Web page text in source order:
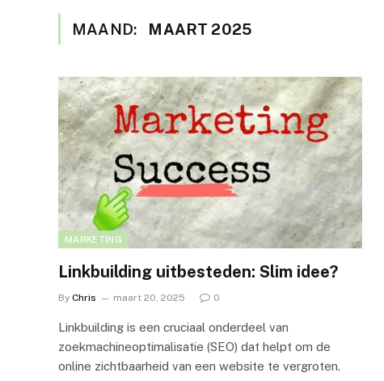
MAAND: MAART 2025
MARKETING
Linkbuilding uitbesteden: Slim idee?
By Chris maart 20, 2025 0
Linkbuilding is een cruciaal onderdeel van
zoekmachineoptimalisatie (SEO) dat helpt om de
online zichtbaarheid van een website te vergroten.